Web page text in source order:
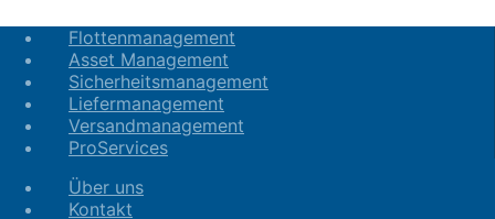
Flottenmanagement
Asset Management
Sicherheitsmanagement
Liefermanagement
Versandmanagement
ProServices
Über uns
Kontakt